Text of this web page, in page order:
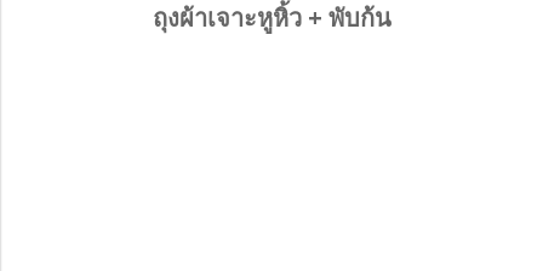
ถุงผ้าเจาะหูหิ้ว + พับก้น